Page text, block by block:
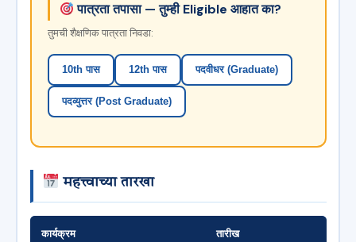
पात्रता तपासा — तुम्ही Eligible आहात का?
तुमची शैक्षणिक पात्रता निवडा:
10th पास 12th पास पदवीधर (Graduate)
पदव्युत्तर (Post Graduate)
महत्त्वाच्या तारखा
कार्यक्रम तारीख